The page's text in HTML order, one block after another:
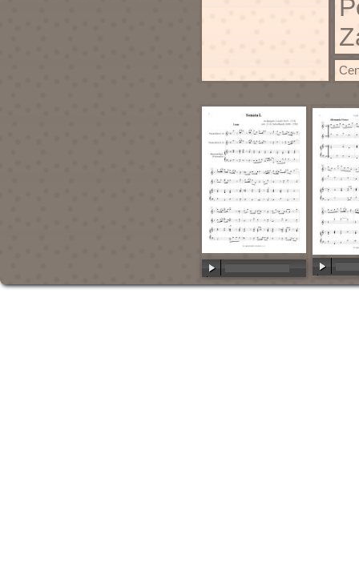
00:00/00:00 00:00/